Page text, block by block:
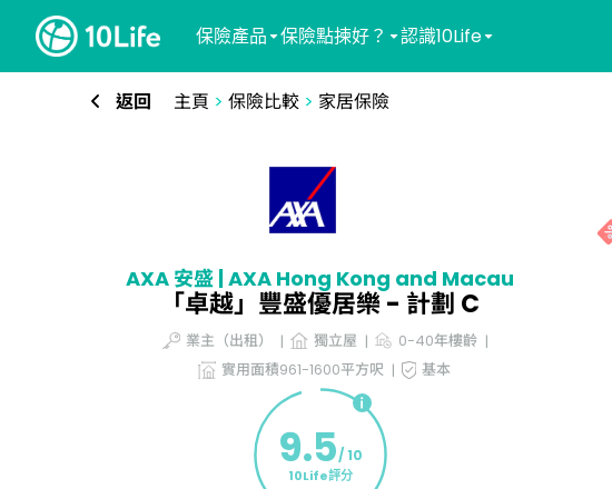
保險產品 保險點揀好？ 認識10Life
返回 主頁 > 保險比較> 家居保險
AXA 安盛 | AXA Hong Kong and Macau
「卓越」豐盛優居樂 - 計劃 C
業主（出租） 獨立屋
0-40年樓齡
實用面積961-1600平方呎
基本
9.5/ 10
10Life評分